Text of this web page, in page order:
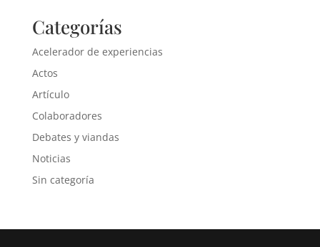
Categorías
Acelerador de experiencias
Actos
Artículo
Colaboradores
Debates y viandas
Noticias
Sin categoría